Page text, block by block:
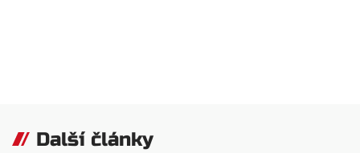
Další články